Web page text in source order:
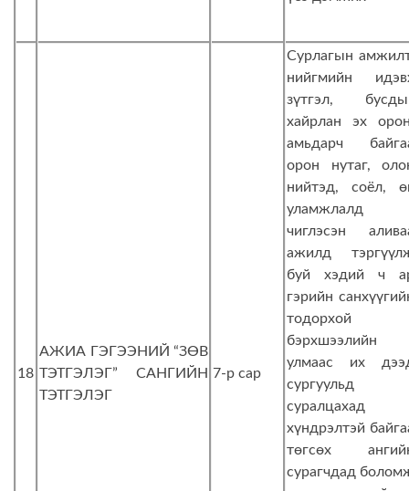
18
АЖИА ГЭГЭЭНИЙ “ЗӨВ
ТЭТГЭЛЭГ” САНГИЙН
ТЭТГЭЛЭГ
7-р сар
Сурлагын
нийгмийн
зүтгэл,
хайрлан эх
амьдарч
орон нутаг,
нийтэд, соёл,
уламжлалд
чиглэсэн
ажилд
буй хэдий ч
гэрийн
тодорхой
бэрхшээлийн
улмаас их
сургуульд
суралцахад
хүндрэлтэй
төгсөх
сурагчдад